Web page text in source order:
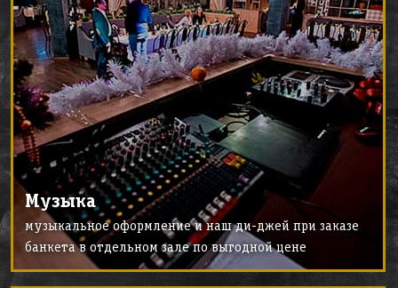
Музыка
музыкальное оформление и наш ди-джей при заказе
банкета в отдельном зале по выгодной цене